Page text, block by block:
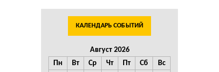
КАЛЕНДАРЬ СОБЫТИЙ
Август 2026
Пн
Вт Ср Чт Пт Сб Вс